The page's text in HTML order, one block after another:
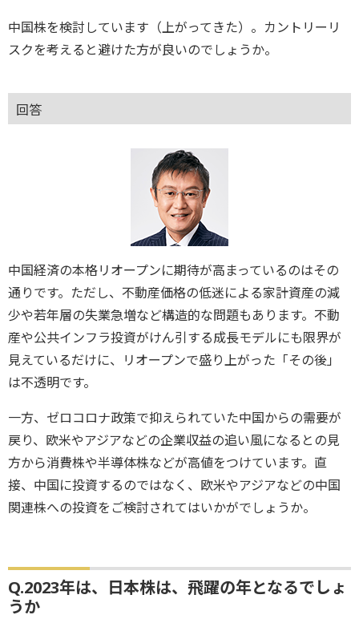
中国株を検討しています（上がってきた）。カントリーリ
スクを考えると避けた方が良いのでしょうか。
回答
中国経済の本格リオープンに期待が高まっているのはその
通りです。ただし、不動産価格の低迷による家計資産の減
少や若年層の失業急増など構造的な問題もあります。不動
産や公共インフラ投資がけん引する成長モデルにも限界が
見えているだけに、リオープンで盛り上がった「その後」
は不透明です。
一方、ゼロコロナ政策で抑えられていた中国からの需要が
戻り、欧米やアジアなどの企業収益の追い風になるとの見
方から消費株や半導体株などが高値をつけています。直
接、中国に投資するのではなく、欧米やアジアなどの中国
関連株への投資をご検討されてはいかがでしょうか。
Q.2023年は、日本株は、飛躍の年となるでしょ
うか